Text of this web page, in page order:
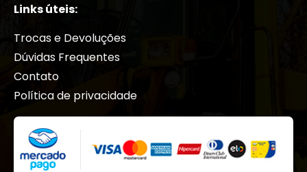
Juntas
Motor
Motor Hidraulico
PARAFUSOS
PINOS E BUCHAS
Reparo
Reservatório
Rodantes
Links úteis:
Trocas e Devoluções
Dúvidas Frequentes
Contato
Política de privacidade